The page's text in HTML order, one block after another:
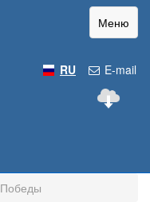
Меню
E-mail
RU